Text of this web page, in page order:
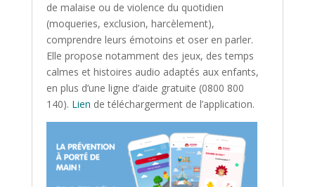
de malaise ou de violence du quotidien
(moqueries, exclusion, harcèlement),
comprendre leurs émotoins et oser en parler.
Elle propose notamment des jeux, des temps
calmes et histoires audio adaptés aux enfants,
en plus d’une ligne d’aide gratuite (0800 800
140). Lien de téléchargerment de l’application.